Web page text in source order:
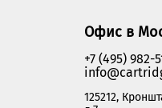
Офис в
+7 (495) 982-
125212,